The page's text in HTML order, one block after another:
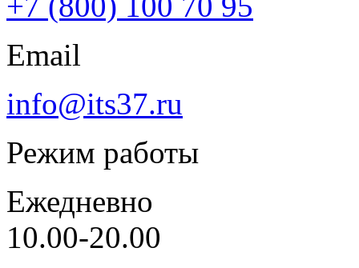
Email
info@its37.ru
Режим работы
Ежедневно
10.00-20.00